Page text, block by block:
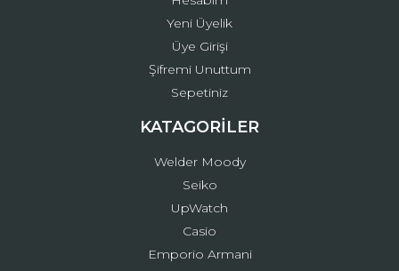
Yeni Üyelik
Üye Girişi
Şifremi Unuttum
Sepetiniz
KATAGORİLER
Welder Moody
Seiko
UpWatch
Casio
Emporio Armani